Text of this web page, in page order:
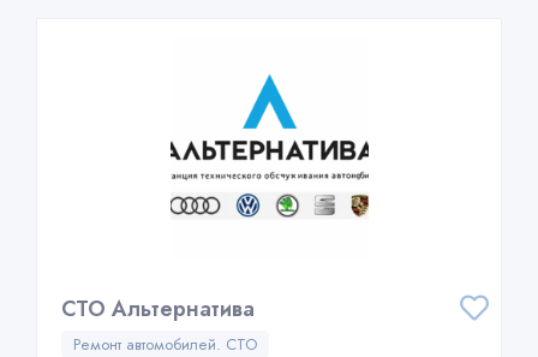
СТО Альтернатива
Ремонт автомобилей. СТО